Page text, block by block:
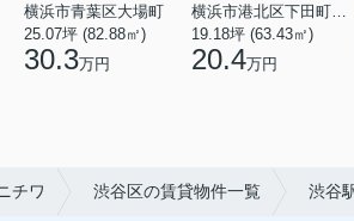
横浜市青葉区大場町
25.07坪 (82.88㎡)
30.3万円
19.18坪 (63.43㎡)
20.4万円
チワ 渋谷区の賃貸物件一覧 渋谷